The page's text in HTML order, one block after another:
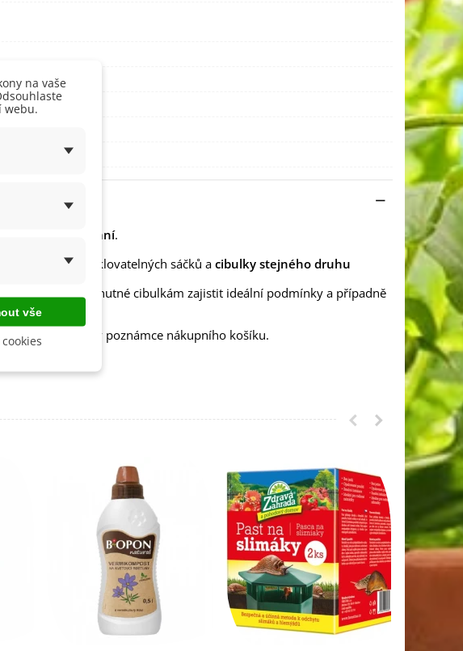
k pěstování.
recyklovatelných sáčků a cibulky stejného druhu
obdržení je nutné cibulkám zajistit ideální podmínky a případně
Pokyny uveďte v poznámce nákupního košíku.
na vaše
webu.
vše